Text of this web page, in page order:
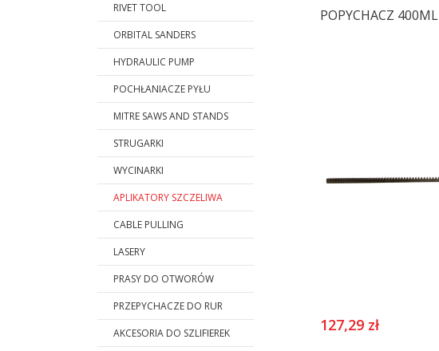
RIVET TOOL
ORBITAL SANDERS
HYDRAULIC PUMP
POCHŁANIACZE PYŁU
MITRE SAWS AND STANDS
STRUGARKI
WYCINARKI
APLIKATORY SZCZELIWA
CABLE PULLING
LASERY
PRASY DO OTWORÓW
PRZEPYCHACZE DO RUR
AKCESORIA DO SZLIFIEREK
POPYCHACZ 400ML
127,29 zł